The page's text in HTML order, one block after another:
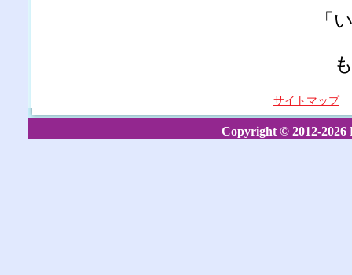
「
も
サイトマップ
Copyright © 2012-2026